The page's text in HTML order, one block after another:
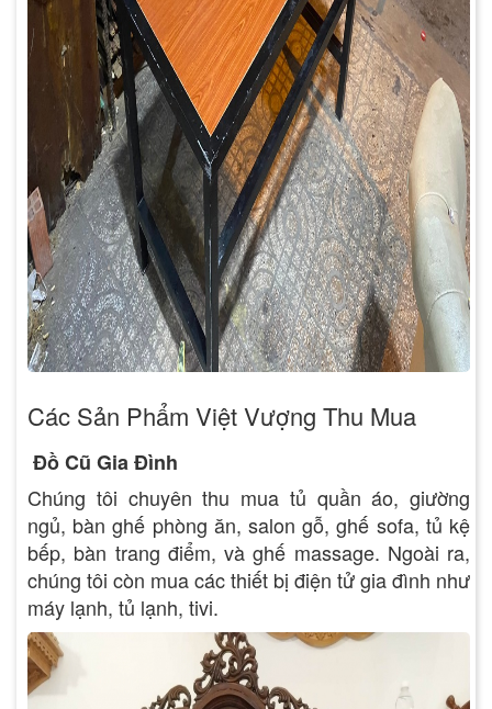
Các Sản Phẩm Việt Vượng Thu Mua
Đồ Cũ Gia Đình
Chúng tôi chuyên thu mua tủ quần áo, giường
ngủ, bàn ghế phòng ăn, salon gỗ, ghế sofa, tủ kệ
bếp, bàn trang điểm, và ghế massage. Ngoài ra,
chúng tôi còn mua các thiết bị điện tử gia đình như
máy lạnh, tủ lạnh, tivi.